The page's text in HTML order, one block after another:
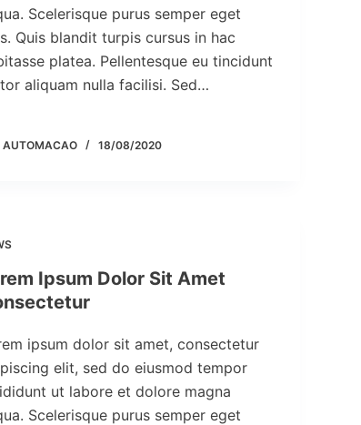
Scelerisque purus semper eget
Quis blandit turpis cursus in hac
platea. Pellentesque eu tincidunt
aliquam nulla facilisi. Sed…
AUTOMACAO 18/08/2020
Ipsum Dolor Sit Amet
ipsum dolor sit amet, consectetur
elit, sed do eiusmod tempor
ut labore et dolore magna
Scelerisque purus semper eget